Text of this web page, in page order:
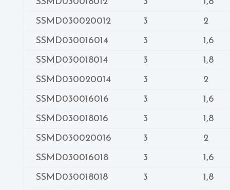
SSMD030020012
3
2
SSMD030016014
3
1,6
SSMD030018014
3
1,8
SSMD030020014
3
2
SSMD030016016
3
1,6
SSMD030018016
3
1,8
SSMD030020016
3
2
SSMD030016018
3
1,6
SSMD030018018
3
1,8